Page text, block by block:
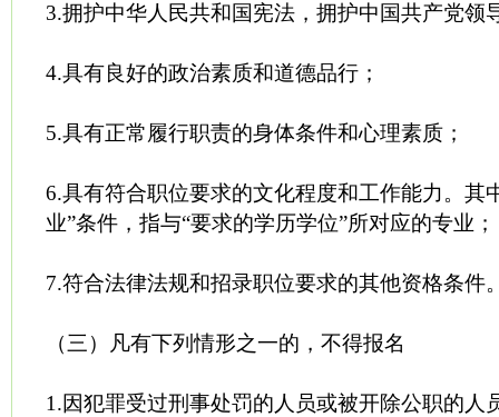
3.拥护中华人民共和国宪法，拥护中国共产党领
4.具有良好的政治素质和道德品行；
5.具有正常履行职责的身体条件和心理素质；
6.具有符合职位要求的文化程度和工作能力。其
业”条件，指与“要求的学历学位”所对应的专业；
7.符合法律法规和招录职位要求的其他资格条件
（三）凡有下列情形之一的，不得报名
1.因犯罪受过刑事处罚的人员或被开除公职的人